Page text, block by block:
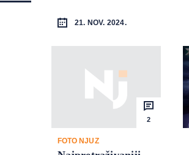
21. NOV. 2024.
2
FOTO NJUZ